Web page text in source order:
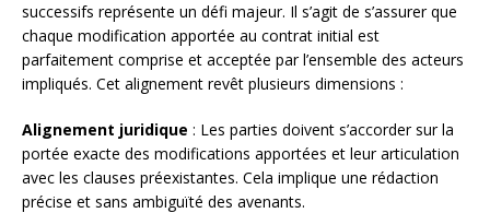
successifs représente un défi majeur. Il s’agit de s’assurer que
chaque modification apportée au contrat initial est
parfaitement comprise et acceptée par l’ensemble des acteurs
impliqués. Cet alignement revêt plusieurs dimensions :
Alignement juridique : Les parties doivent s’accorder sur la
portée exacte des modifications apportées et leur articulation
avec les clauses préexistantes. Cela implique une rédaction
précise et sans ambiguïté des avenants.